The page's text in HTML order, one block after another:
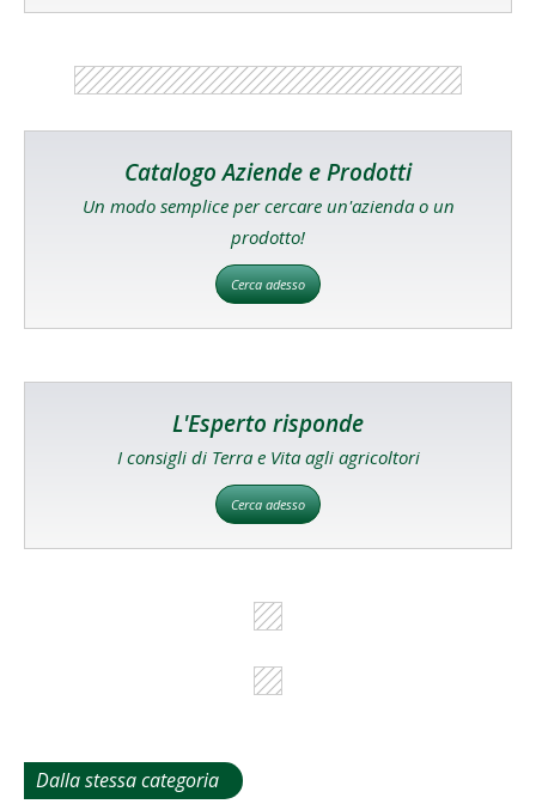
Catalogo Aziende e Prodotti
Un modo semplice per cercare un'azienda o un
prodotto!
Cerca adesso
L'Esperto risponde
I consigli di Terra e Vita agli agricoltori
Cerca adesso
Dalla stessa categoria